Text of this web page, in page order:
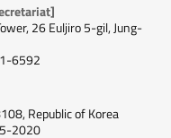
26 Euljiro 5-gil, Jung-
6592
Republic of Korea
2020